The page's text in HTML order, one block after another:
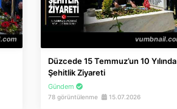
Düzcede 15 Temmuz’un 10 Yılında
Şehitlik Ziyareti
Gündem
78 görüntülenme 15.07.2026